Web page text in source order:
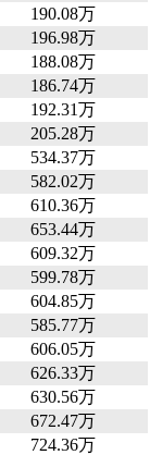
190.08万
196.98万
188.08万
186.74万
192.31万
205.28万
534.37万
582.02万
610.36万
653.44万
609.32万
599.78万
604.85万
585.77万
606.05万
626.33万
630.56万
672.47万
724.36万